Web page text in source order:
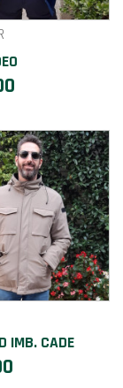
IMB. CADE